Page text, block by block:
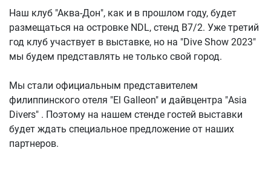
Наш клуб "Аква-Дон", как и в прошлом году, будет
размещаться на островке NDL, стенд В7/2. Уже третий
год клуб участвует в выставке, но на "Dive Show 2023"
мы будем представлять не только свой город.
Мы стали официальным представителем
филиппинского отеля "El Galleon" и дайвцентра "Asia
Divers" . Поэтому на нашем стенде гостей выставки
будет ждать специальное предложение от наших
партнеров.